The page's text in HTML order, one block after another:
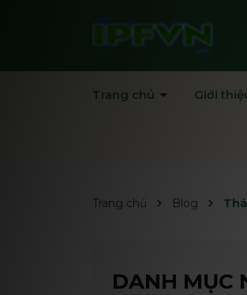
Trang chủ Giới
Trang chủ Blog
DANH MỤC